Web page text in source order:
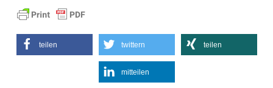
teilen twittern teilen
mitteilen